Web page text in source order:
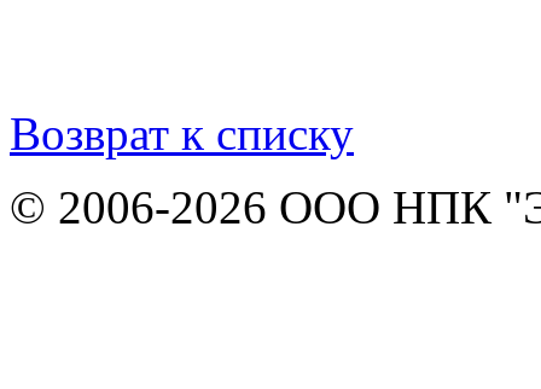
Возврат к списку
© 2006-2026 ООО НПК